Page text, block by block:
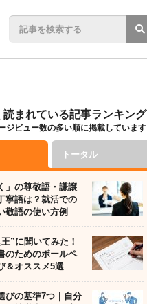
読まれている記事ランキング
ジビュー数の多い順に掲載しています
トータル
」の尊敬語・謙譲
寧語は？就活での
敬語の使い方例
”に聞いてみた！
のためのボールペ
＆オススメ5選
びの基準7つ｜自分